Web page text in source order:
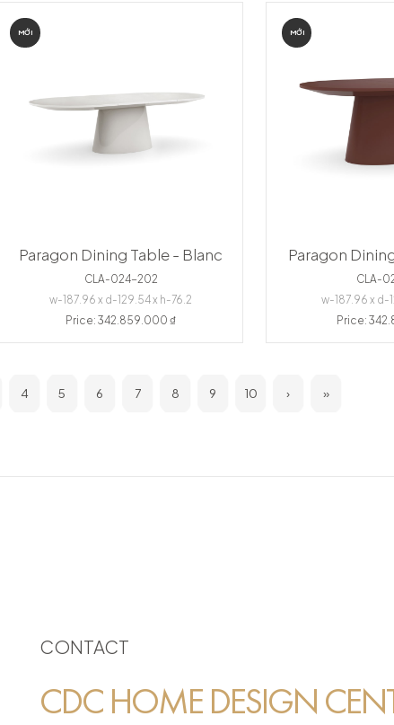
MỚI
Paragon Dining Table - Blanc
CLA-024-202
w-187.96 x d-129.54 x h-76.2
Price: 342.859.000 ₫
MỚI
Paragon
CLA-
w-187.96 x d-
Price:
4 5 6 7 8 9 10 › »
CONTACT
CDC HOME DESIGN